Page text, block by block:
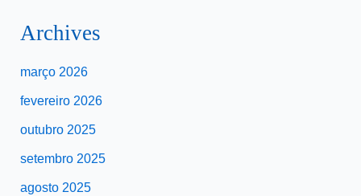
Archives
março 2026
fevereiro 2026
outubro 2025
setembro 2025
agosto 2025